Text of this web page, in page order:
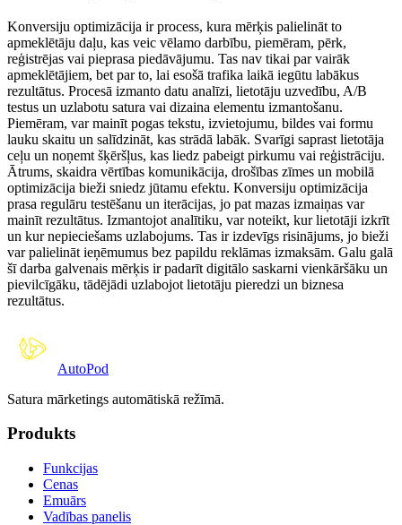
Konversiju optimizācija ir process, kura mērķis palielināt to
apmeklētāju daļu, kas veic vēlamo darbību, piemēram, pērk,
reģistrējas vai pieprasa piedāvājumu. Tas nav tikai par vairāk
apmeklētājiem, bet par to, lai esošā trafika laikā iegūtu labākus
rezultātus. Procesā izmanto datu analīzi, lietotāju uzvedību, A/B
testus un uzlabotu satura vai dizaina elementu izmantošanu.
Piemēram, var mainīt pogas tekstu, izvietojumu, bildes vai formu
lauku skaitu un salīdzināt, kas strādā labāk. Svarīgi saprast lietotāja
ceļu un noņemt šķēršļus, kas liedz pabeigt pirkumu vai reģistrāciju.
Ātrums, skaidra vērtības komunikācija, drošības zīmes un mobilā
optimizācija bieži sniedz jūtamu efektu. Konversiju optimizācija
prasa regulāru testēšanu un iterācijas, jo pat mazas izmaiņas var
mainīt rezultātus. Izmantojot analītiku, var noteikt, kur lietotāji izkrīt
un kur nepieciešams uzlabojums. Tas ir izdevīgs risinājums, jo bieži
var palielināt ieņēmumus bez papildu reklāmas izmaksām. Galu galā
šī darba galvenais mērķis ir padarīt digitālo saskarni vienkāršāku un
pievilcīgāku, tādējādi uzlabojot lietotāju pieredzi un biznesa
rezultātus.
AutoPod
Satura mārketings automātiskā režīmā.
Produkts
Funkcijas
Cenas
Emuārs
Vadības panelis